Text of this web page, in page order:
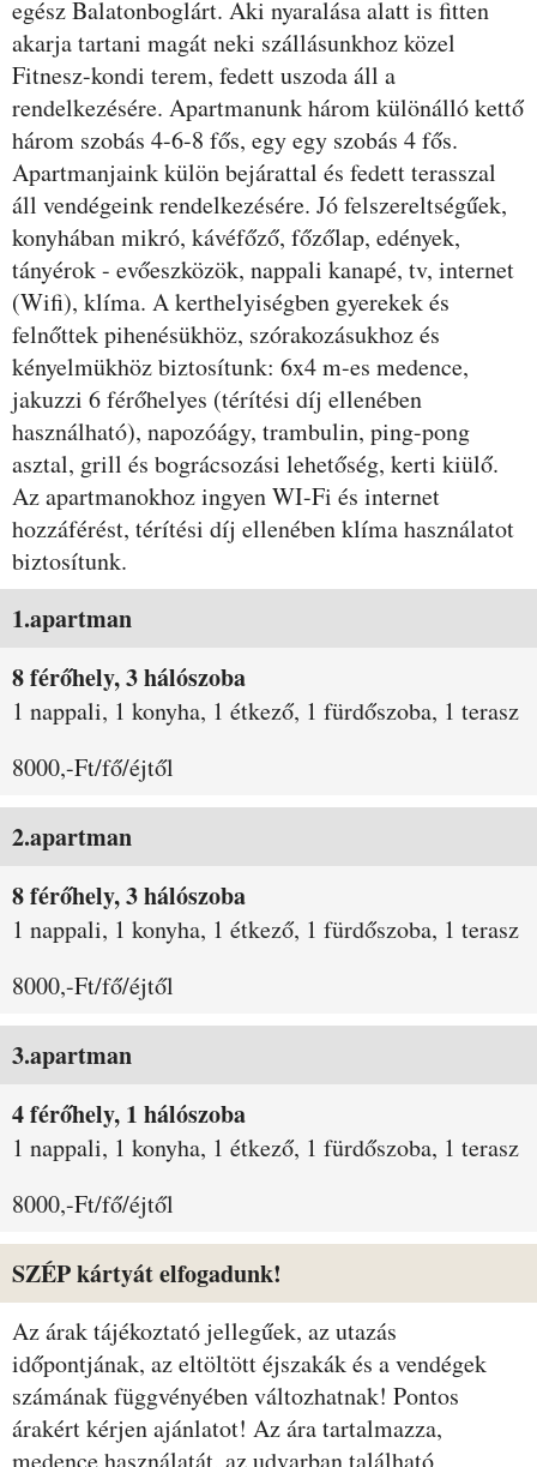
egész Balatonboglárt. Aki nyaralása alatt is fitten
akarja tartani magát neki szállásunkhoz közel
Fitnesz-kondi terem, fedett uszoda áll a
rendelkezésére. Apartmanunk három különálló kettő
három szobás 4-6-8 fős, egy egy szobás 4 fős.
Apartmanjaink külön bejárattal és fedett terasszal
áll vendégeink rendelkezésére. Jó felszereltségűek,
konyhában mikró, kávéfőző, főzőlap, edények,
tányérok - evőeszközök, nappali kanapé, tv, internet
(Wifi), klíma. A kerthelyiségben gyerekek és
felnőttek pihenésükhöz, szórakozásukhoz és
kényelmükhöz biztosítunk: 6x4 m-es medence,
jakuzzi 6 férőhelyes (térítési díj ellenében
használható), napozóágy, trambulin, ping-pong
asztal, grill és bográcsozási lehetőség, kerti kiülő.
Az apartmanokhoz ingyen WI-Fi és internet
hozzáférést, térítési díj ellenében klíma használatot
biztosítunk.
Szobák és árak
1.apartman
8 férőhely, 3 hálószoba
1 nappali, 1 konyha, 1 étkező, 1 fürdőszoba, 1 terasz
8000,-Ft/fő/éjtől
2.apartman
8 férőhely, 3 hálószoba
1 nappali, 1 konyha, 1 étkező, 1 fürdőszoba, 1 terasz
8000,-Ft/fő/éjtől
3.apartman
4 férőhely, 1 hálószoba
1 nappali, 1 konyha, 1 étkező, 1 fürdőszoba, 1 terasz
8000,-Ft/fő/éjtől
SZÉP kártyát elfogadunk!
Az árak tájékoztató jellegűek, az utazás
időpontjának, az eltöltött éjszakák és a vendégek
számának függvényében változhatnak! Pontos
árakért kérjen ajánlatot! Az ára tartalmazza,
medence használatát, az udvarban található